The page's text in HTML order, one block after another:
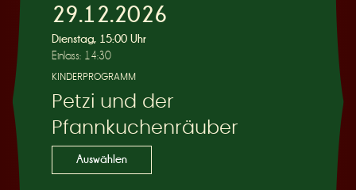
29.12.2026
Dienstag, 15:00 Uhr
Einlass: 14:30
KINDERPROGRAMM
Petzi und der
Pfannkuchenräuber
Auswählen